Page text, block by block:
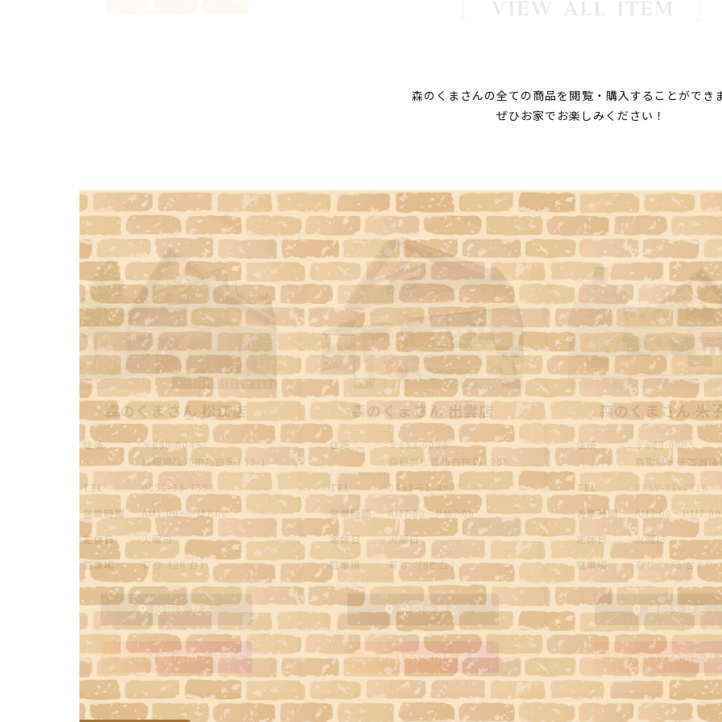
森のくまさんの全ての商品を閲覧・購入することができ
ぜひお家でお楽しみください！
森のくまさん 松江店
住所
〒690-0045
島根県松江市乃白町159-1
TEL
0852-33-7588
営業時間
AM7:00～PM7:00
定休日
火曜日
駐車場
有り（28 台）
地図を見る
instagramを見る
森のくまさん 出雲店
住所
〒693-0006
島根県出雲市白枝町1205
TEL
0853-31-4903
営業時間
AM7:00～PM7:00
定休日
火曜日
駐車場
有り （50 台）
地図を見る
instagramを見る
森のくまさん 米
住所
〒683-0805
鳥取県米子市西
TEL
0859-21-7715
営業時間
AM7:00～PM7:00
定休日
火曜日
駐車場
有り （35 台）
地図を見る
instagramを見